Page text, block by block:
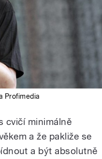
Profimedia
cvičí minimálně
a že pakliže se
a být absolutně